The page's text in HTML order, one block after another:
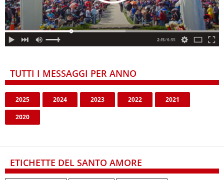
TUTTI I MESSAGGI PER ANNO
2025 2024 2023 2022 2021
2020
ETICHETTE DEL SANTO AMORE